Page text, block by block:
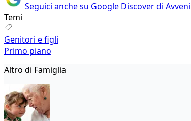
Seguici anche su Google Discover di
Temi
Genitori e figli
Primo piano
Altro di Famiglia